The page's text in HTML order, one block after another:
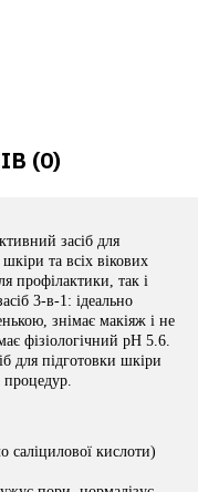
(0)
засіб для
та всіх вікових
профілактики, так і
3-в-1: ідеально
знімає макіяж і не
фізіологічний pH 5.6.
для підготовки шкіри
саліцилової кислоти)